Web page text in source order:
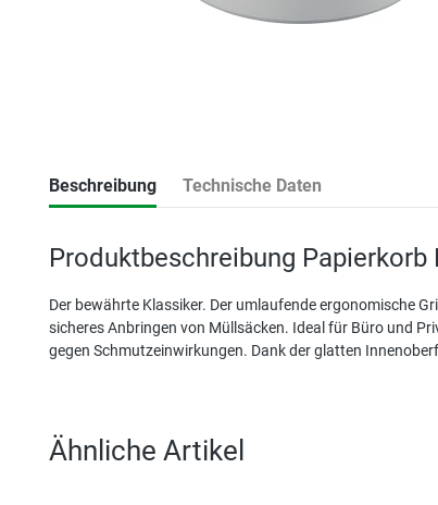
Beschreibung Technische Daten
Produktbeschreibung Papierkorb
Der bewährte Klassiker. Der umlaufende ergonomische
sicheres Anbringen von Müllsäcken. Ideal für Büro und
gegen Schmutzeinwirkungen. Dank der glatten
Ähnliche Artikel